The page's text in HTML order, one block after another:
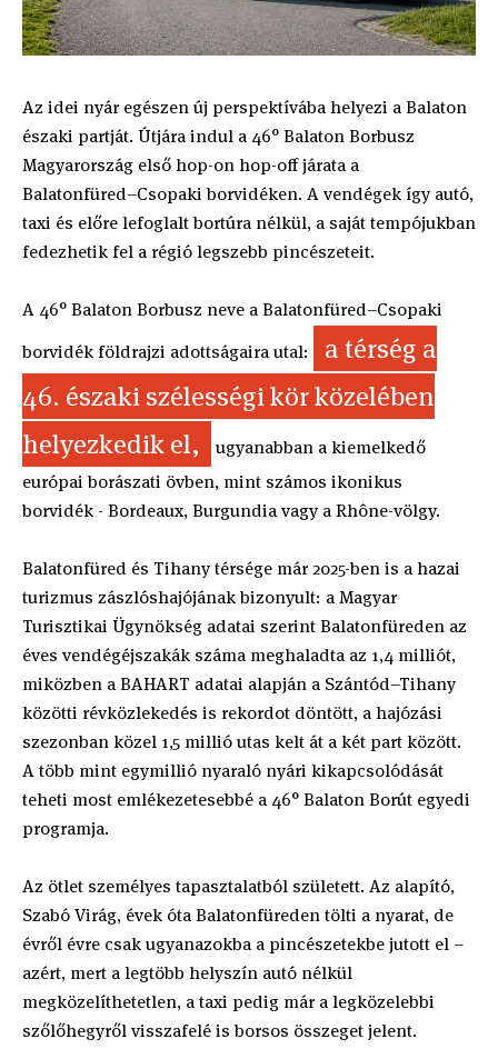
Az idei nyár egészen új perspektívába helyezi a Balaton
északi partját. Útjára indul a 46° Balaton Borbusz
Magyarország első hop-on hop-off járata a
Balatonfüred–Csopaki borvidéken. A vendégek így autó,
taxi és előre lefoglalt bortúra nélkül, a saját tempójukban
fedezhetik fel a régió legszebb pincészeteit.
A 46° Balaton Borbusz neve a Balatonfüred–Csopaki
borvidék földrajzi adottságaira utal:
a térség a
46. északi szélességi kör közelében
helyezkedik el,
ugyanabban a kiemelkedő
európai borászati övben, mint számos ikonikus
borvidék - Bordeaux, Burgundia vagy a Rhône-völgy.
Balatonfüred és Tihany térsége már 2025-ben is a hazai
turizmus zászlóshajójának bizonyult: a Magyar
Turisztikai Ügynökség adatai szerint Balatonfüreden az
éves vendégéjszakák száma meghaladta az 1,4 milliót,
miközben a BAHART adatai alapján a Szántód–Tihany
közötti révközlekedés is rekordot döntött, a hajózási
szezonban közel 1,5 millió utas kelt át a két part között.
A több mint egymillió nyaraló nyári kikapcsolódását
teheti most emlékezetesebbé a 46° Balaton Borút egyedi
programja.
Az ötlet személyes tapasztalatból született. Az alapító,
Szabó Virág, évek óta Balatonfüreden tölti a nyarat, de
évről évre csak ugyanazokba a pincészetekbe jutott el –
azért, mert a legtöbb helyszín autó nélkül
megközelíthetetlen, a taxi pedig már a legközelebbi
szőlőhegyről visszafelé is borsos összeget jelent.